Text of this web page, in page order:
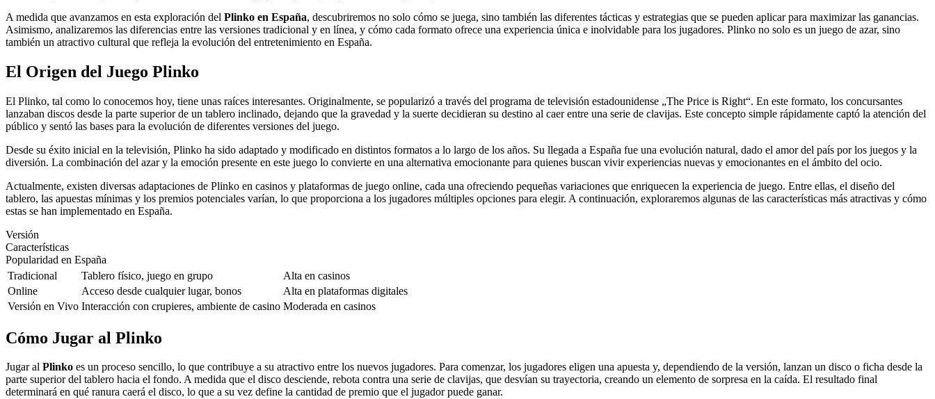
A medida que avanzamos en esta exploración del Plinko en España, descubriremos no solo cómo se juega, sino también las diferentes tácticas y estrategias que se pueden aplicar para maximizar las ganancias.
Asimismo, analizaremos las diferencias entre las versiones tradicional y en línea, y cómo cada formato ofrece una experiencia única e inolvidable para los jugadores. Plinko no solo es un juego de azar, sino
también un atractivo cultural que refleja la evolución del entretenimiento en España.
El Origen del Juego Plinko
El Plinko, tal como lo conocemos hoy, tiene unas raíces interesantes. Originalmente, se popularizó a través del programa de televisión estadounidense „The Price is Right“. En este formato, los concursantes
lanzaban discos desde la parte superior de un tablero inclinado, dejando que la gravedad y la suerte decidieran su destino al caer entre una serie de clavijas. Este concepto simple rápidamente captó la atención del
público y sentó las bases para la evolución de diferentes versiones del juego.
Desde su éxito inicial en la televisión, Plinko ha sido adaptado y modificado en distintos formatos a lo largo de los años. Su llegada a España fue una evolución natural, dado el amor del país por los juegos y la
diversión. La combinación del azar y la emoción presente en este juego lo convierte en una alternativa emocionante para quienes buscan vivir experiencias nuevas y emocionantes en el ámbito del ocio.
Actualmente, existen diversas adaptaciones de Plinko en casinos y plataformas de juego online, cada una ofreciendo pequeñas variaciones que enriquecen la experiencia de juego. Entre ellas, el diseño del
tablero, las apuestas mínimas y los premios potenciales varían, lo que proporciona a los jugadores múltiples opciones para elegir. A continuación, exploraremos algunas de las características más atractivas y cómo
estas se han implementado en España.
Versión
Características
Popularidad en España
Tradicional
Tablero físico, juego en grupo
Alta en casinos
Online
Acceso desde cualquier lugar, bonos
Alta en plataformas digitales
Versión en Vivo Interacción con crupieres, ambiente de casino Moderada en casinos
Cómo Jugar al Plinko
Jugar al Plinko es un proceso sencillo, lo que contribuye a su atractivo entre los nuevos jugadores. Para comenzar, los jugadores eligen una apuesta y, dependiendo de la versión, lanzan un disco o ficha desde la
parte superior del tablero hacia el fondo. A medida que el disco desciende, rebota contra una serie de clavijas, que desvían su trayectoria, creando un elemento de sorpresa en la caída. El resultado final
determinará en qué ranura caerá el disco, lo que a su vez define la cantidad de premio que el jugador puede ganar.